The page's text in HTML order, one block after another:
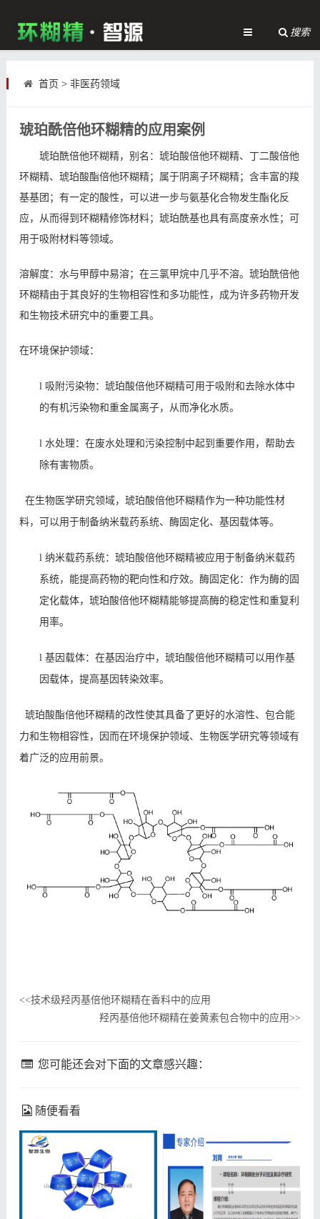
搜索
首页 > 非医药领域
琥珀酰倍他环糊精的应用案例
琥珀酰倍他环糊精，别名：琥珀酸倍他环糊精、丁二酸倍他
环糊精、琥珀酸酯倍他环糊精；属于阴离子环糊精；含丰富的羧
基基团；有一定的酸性，可以进一步与氨基化合物发生酯化反
应，从而得到环糊精修饰材料；琥珀酰基也具有高度亲水性；可
用于吸附材料等领域。
溶解度：水与甲醇中易溶；在三氯甲烷中几乎不溶。琥珀酰倍他
环糊精由于其良好的生物相容性和多功能性，成为许多药物开发
和生物技术研究中的重要工具。
在环境保护领域：
l 吸附污染物：琥珀酸倍他环糊精可用于吸附和去除水体中
的有机污染物和重金属离子，从而净化水质。
l 水处理：在废水处理和污染控制中起到重要作用，帮助去
除有害物质。
在生物医学研究领域，琥珀酸倍他环糊精作为一种功能性材
料，可以用于制备纳米载药系统、酶固定化、基因载体等。
l 纳米载药系统：琥珀酸倍他环糊精被应用于制备纳米载药
系统， 能提高药物的靶向性和疗效。酶固定化：作为酶的固
定化载体，琥珀酸倍他环糊精能够提高酶的稳定性和重复利
用率。
l 基因载体：在基因治疗中，琥珀酸倍他环糊精可以用作基
因载体，提高基因转染效率。
琥珀酸酯倍他环糊精的改性使其具备了更好的水溶性、包合能
力和生物相容性，因而在环境保护领域、生物医学研究等领域有
着广泛的应用前景。
<<技术级羟丙基倍他环糊精在香料中的应用
羟丙基倍他环糊精在姜黄素包合物中的应用>>
您可能还会对下面的文章感兴趣：
随便看看